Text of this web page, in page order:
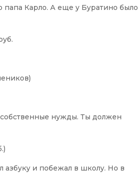
Карло. А еще у Буратино было
нужды. Ты должен
азбуку и побежал в школу. Но в